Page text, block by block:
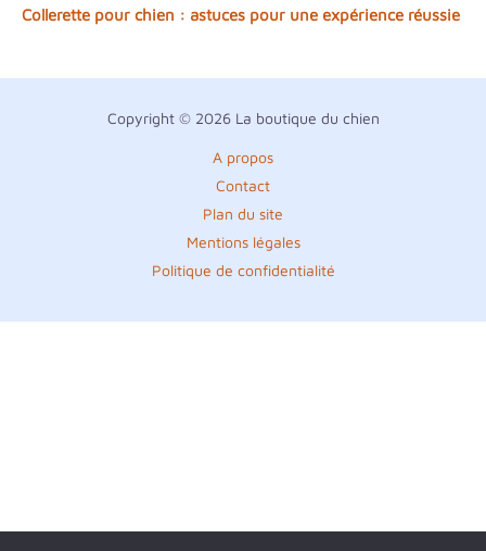
Collerette pour chien : astuces pour une expérience réussie
Copyright © 2026 La boutique du chien
A propos
Contact
Plan du site
Mentions légales
Politique de confidentialité